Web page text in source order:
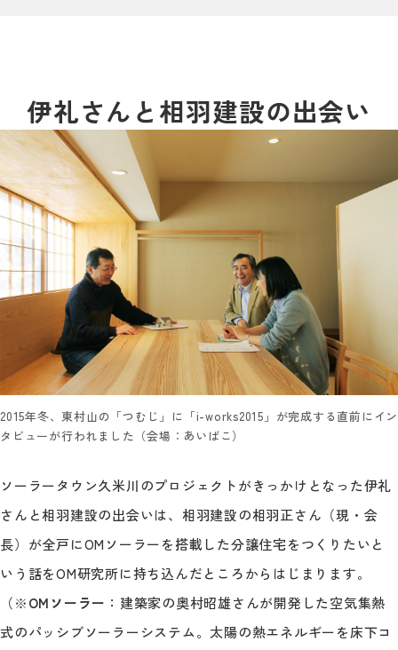
伊礼さんと相羽建設の出会い
2015年冬、東村山の「つむじ」に「i-works2015」が完成する直前にイン
タビューが行われました（会場：あいばこ）
ソーラータウン久米川のプロジェクトがきっかけとなった伊礼
さんと相羽建設の出会いは、相羽建設の相羽正さん（現・会
長）が全戸にOMソーラーを搭載した分譲住宅をつくりたいと
いう話をOM研究所に持ち込んだところからはじまります。
（※OMソーラー ：建築家の奥村昭雄さんが開発した空気集熱
式のパッシブソーラーシステム。太陽の熱エネルギーを床下コ